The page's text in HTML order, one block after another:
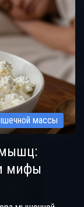
массы
мышц:
мифы